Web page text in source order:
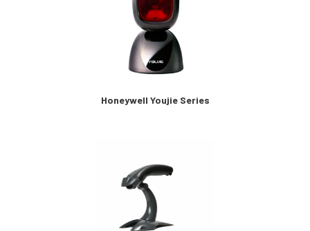
Honeywell Youjie Series